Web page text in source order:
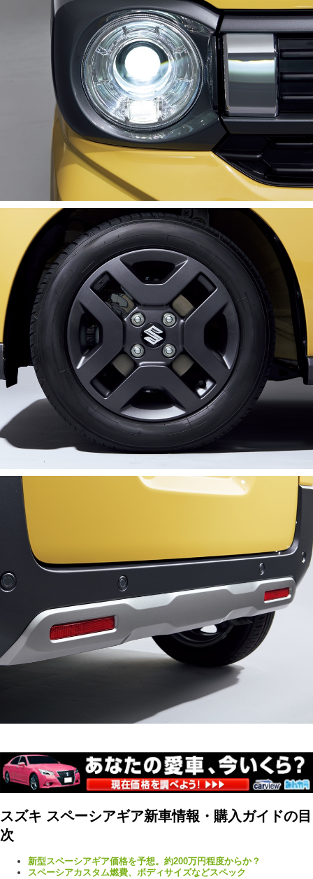
スズキ スペーシアギア新車情報・購入ガイドの目
次
新型スペーシアギア価格を予想。約200万円程度からか？
スペーシアカスタム燃費、ボディサイズなどスペック